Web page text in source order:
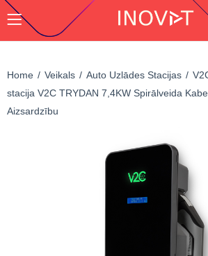
Home Veikals Auto Uzlādes Stacijas
stacija V2C TRYDAN 7,4KW Spirālveida
Aizsardzību